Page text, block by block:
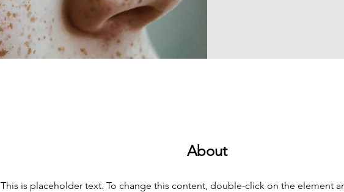
About
This is placeholder text. To change this content, double-click on the element